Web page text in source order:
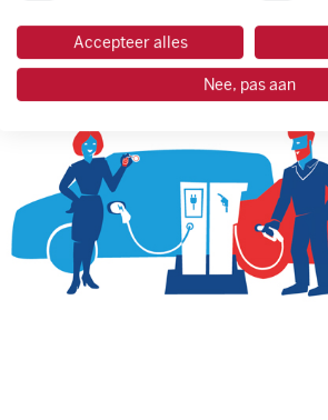
Accepteer alles
Nee, pas aan